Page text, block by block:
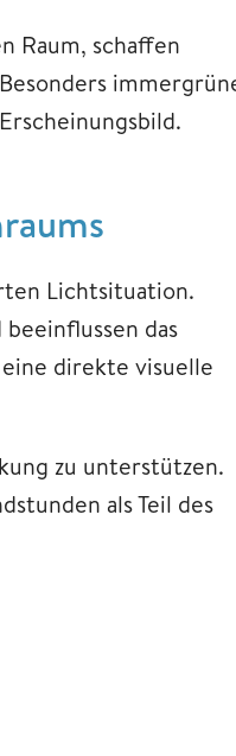
Raum, schaffen
Lichtsituation.
das
direkte visuelle
zu unterstützen.
als Teil des